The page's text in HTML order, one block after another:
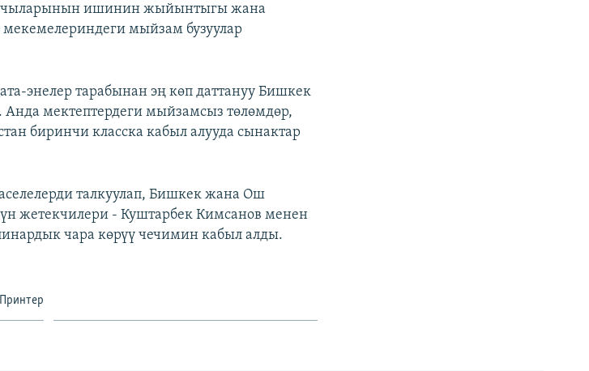
ишинин жыйынтыгы жана
мыйзам бузуулар
энелер тарабынан эң көп даттануу Бишкек
мектептердеги мыйзамсыз төлөмдөр,
биринчи класска кабыл алууда сынактар
талкуулап, Бишкек жана Ош
жетекчилери - Куштарбек Кимсанов менен
чара көрүү чечимин кабыл алды.
Принтер